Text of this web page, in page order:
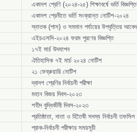
একাদশ শ্রেণি (২০২৪-২৫) শিক্ষাবর্ষে ভর্তি বিজ্ঞপ্তি
একাদশ শ্রেনীতে ভর্তি সংক্রান্ত নোটিশ-২০২৪
স্নাতক (পাস) ও সমমান পর্যায়ের উপবৃত্তির
এইচএসসি-২০২৪ ফরম পূরণের বিজ্ঞপ্তি
১৭ই মার্চ উদযাপন
ঐতিহাসিক ৭ই মার্চ ২০২৪ নোটিশ
২১ ফেব্রুয়ারি নোটিশ
দ্বাদশ শ্রেণির নির্বাচনী পরীক্ষা
মহান বিজয় দিবস-২০২৩
শহীদ বুদ্ধিজীবী দিবস-২০২৩
প্রতিষ্ঠাতা, দাতা ও হিতৈষী সদস্য নির্বাচনী তফসিল
প্রাক-নির্বাচনী পরীক্ষার সময়সূচী